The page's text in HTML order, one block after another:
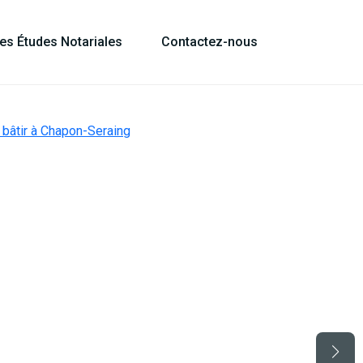
Études Notariales Contactez-nous